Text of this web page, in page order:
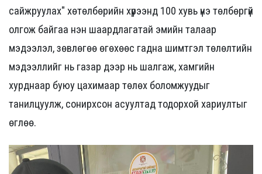
сайжруулах" хөтөлбөрийн хүрээнд 100 хувь үнэ төлбөргүй
олгож байгаа нэн шаардлагатай эмийн талаар
мэдээлэл, зөвлөгөө өгөхөөс гадна шимтгэл төлөлтийн
мэдээллийг нь газар дээр нь шалгаж, хамгийн
хурднаар буюу цахимаар төлөх боломжуудыг
танилцуулж, сонирхсон асуултад тодорхой хариултыг
өглөө.